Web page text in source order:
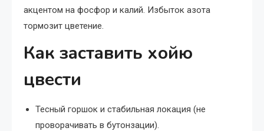
акцентом на фосфор и калий. Избыток азота
тормозит цветение.
Как заставить хойю
цвести
Тесный горшок и стабильная локация (не
проворачивать в бутонзации).